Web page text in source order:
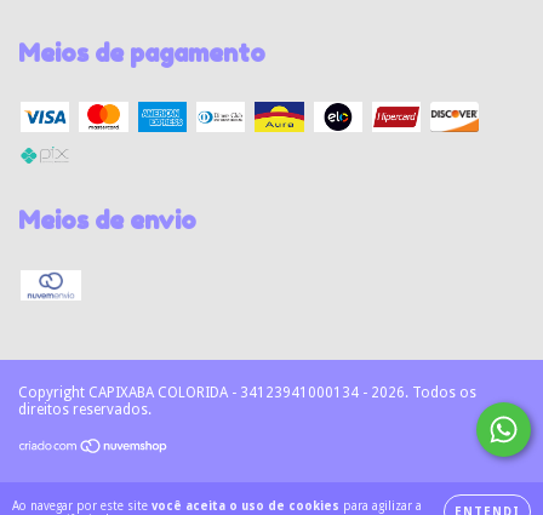
Ao navegar por este site você aceita o uso de cookies para agilizar a
ENTENDI
Meios de pagamento
Meios de envio
Copyright CAPIXABA COLORIDA - 34123941000134 - 2026. Todos os
direitos reservados.